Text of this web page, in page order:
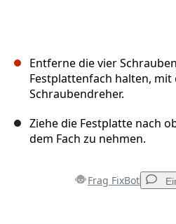
Entferne die vier
Festplattenfach halten, mit
Schraubendreher.
Ziehe die Festplatte nach
dem Fach zu nehmen.
Frag FixBot